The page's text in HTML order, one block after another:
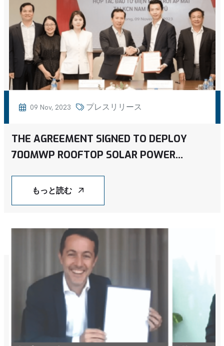
09 Nov, 2023 プレスリリース
THE AGREEMENT SIGNED TO DEPLOY
700MWP ROOFTOP SOLAR POWER
PARKもっと読む